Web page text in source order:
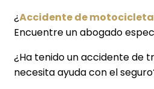
¿Accidente de motocicleta
Encuentre un abogado
¿Ha tenido un accidente de
necesita ayuda con el